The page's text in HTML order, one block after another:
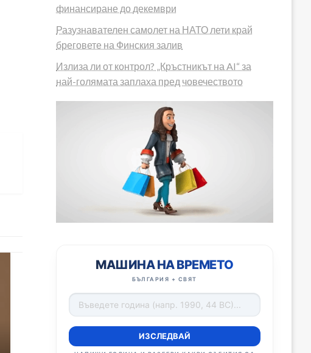
финансиране до декември
Разузнавателен самолет на НАТО лети край
бреговете на Финския залив
Излиза ли от контрол? „Кръстникът на AI“ за
най-голямата заплаха пред човечеството
МАШИНА НА ВРЕМЕТО
БЪЛГАРИЯ + СВЯТ
ИЗСЛЕДВАЙ